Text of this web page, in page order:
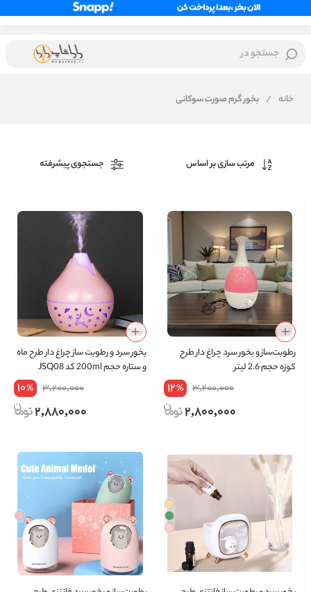
جستجو در
خانه / بخور گرم صورت سوکانی
مرتب سازی بر اساس جستجوی پیشرفته
رطوبت‌ساز و بخور سرد چراغ دار طرح
کوزه حجم 2.6 لیتر
3,200,000
12%
2,800,000
بخور سرد و رطوبت ساز چراغ دار طرح ماه
و ستاره حجم 200ml کد JSQ08
3,200,000
10%
2,880,000